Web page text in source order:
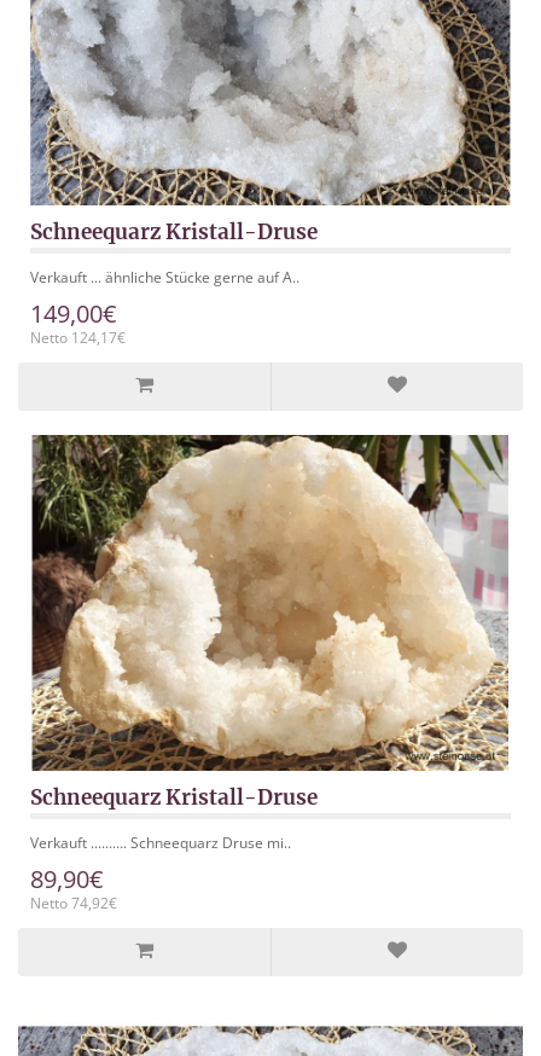
Schneequarz Kristall-Druse
Verkauft ... ähnliche Stücke gerne auf A..
149,00€
Netto 124,17€
Schneequarz Kristall-Druse
Verkauft .......... Schneequarz Druse mi..
89,90€
Netto 74,92€